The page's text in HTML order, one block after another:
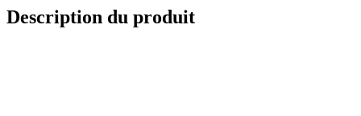
Description du produit